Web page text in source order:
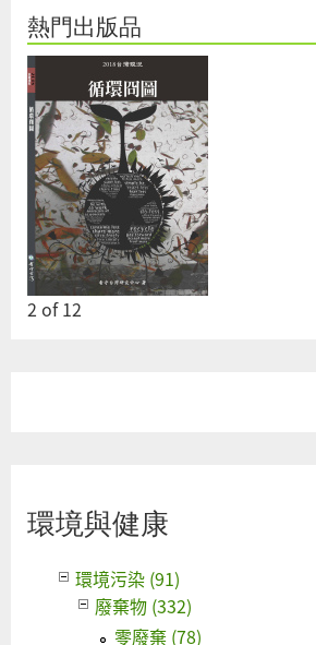
熱門出版品
2 of12
環境與健康
環境污染 (91)
廢棄物 (332)
零廢棄 (78)